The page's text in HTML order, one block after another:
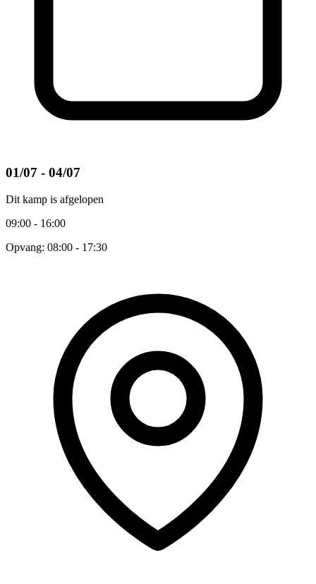
01/07 - 04/07
Dit kamp is afgelopen
09:00 - 16:00
Opvang: 08:00 - 17:30